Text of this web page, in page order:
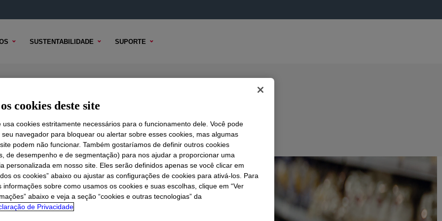
SUSTENTABILIDADE SUPORTE
Density Polyethylene Resin
TÉCNICO OPÇÕES DE AMOSTRA OPÇÕES DE COMPRA
cookies deste site
usa cookies estritamente necessários para o funcionamento dele. Você pode
navegador para bloquear ou alertar sobre esses cookies, mas algumas
podem não funcionar. Também gostaríamos de definir outros cookies
de desempenho e de segmentação) para nos ajudar a proporcionar uma
personalizada em nosso site. Eles serão definidos apenas se você clicar em
os cookies” abaixo ou ajustar as configurações de cookies para ativá-los. Para
informações sobre como usamos os cookies e suas escolhas, clique em “Ver
abaixo e veja a seção “cookies e outras tecnologias” da
de Privacidade